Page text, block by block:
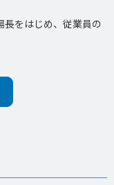
をはじめ、従業員の